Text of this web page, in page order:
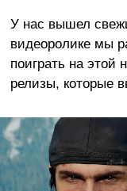
У нас вышел
видеоролике мы
поиграть на этой
релизы, которые